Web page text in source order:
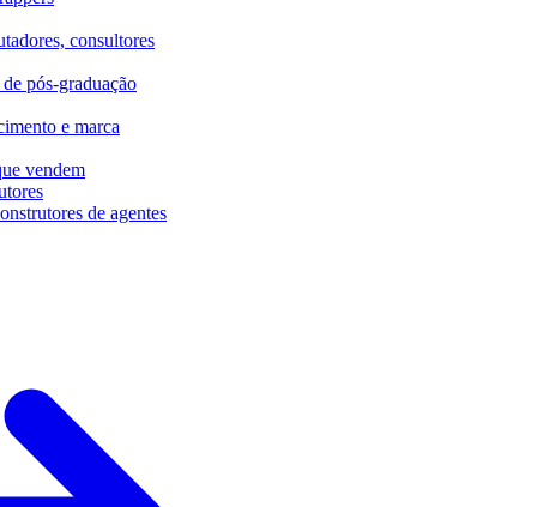
consultores
pós-graduação
e marca
vendem
de agentes